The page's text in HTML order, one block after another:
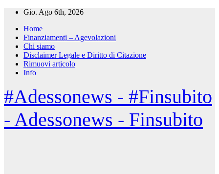
Salta
contenuto
Gio. Ago 6th, 2026
Home
Finanziamenti – Agevolazioni
Chi siamo
Disclaimer Legale e Diritto di Citazione
Rimuovi articolo
Info
#Adessonews - #Finsubito
- Adessonews - Finsubito